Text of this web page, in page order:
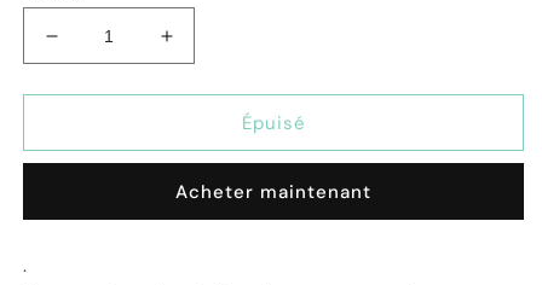
Réduire
la
quantité
Kit
Giardino
Augmenter
la
quantité
Kit
da
Giardino
Épuisé
Acheter maintenant
.